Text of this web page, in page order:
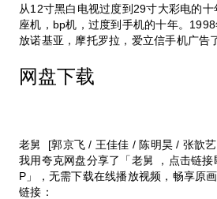
从12寸黑白电视过度到29寸大彩电的
座机，bp机，过度到手机的十年。
放诺基亚，摩托罗拉，爱立信手机广告
网盘下载
老舅 [郭京飞 / 王佳佳 / 陈明昊 / 张歆
我用夸克网盘分享了「老舅 ，点击链
P」，无需下载在线播放视频，畅享原
链接：